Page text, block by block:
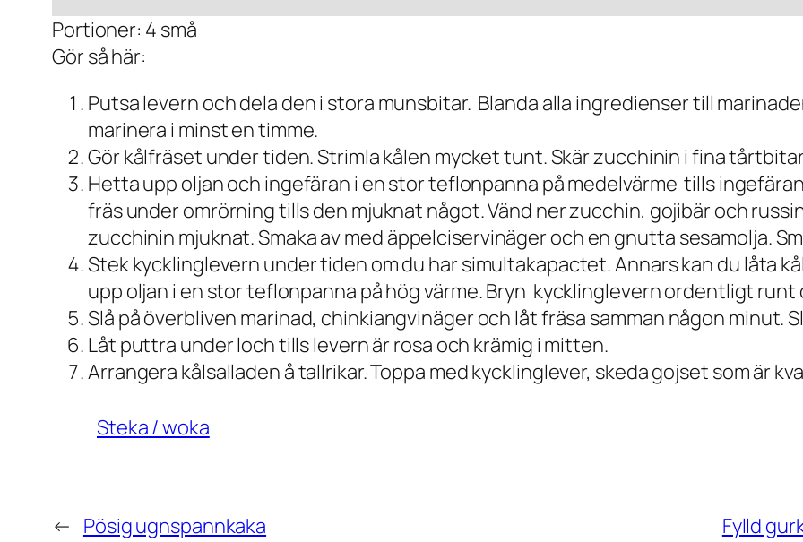
Portioner: 4 små
Gör så här:
Putsa levern och dela den i stora munsbitar. Blanda alla ingredienser till
marinera i minst en timme.
Gör kålfräset under tiden. Strimla kålen mycket tunt. Skär zucchinin i fina
Hetta upp oljan och ingefäran i en stor teflonpanna på medelvärme tills
fräs under omrörning tills den mjuknat något. Vänd ner zucchin, gojibär och
zucchinin mjuknat. Smaka av med äppelciservinäger och en gnutta sesamolja.
Stek kycklinglevern under tiden om du har simultakapactet. Annars kan du låta
upp oljan i en stor teflonpanna på hög värme. Bryn kycklinglevern ordentligt runt
Slå på överbliven marinad, chinkiangvinäger och låt fräsa samman någon minut.
Låt puttra under loch tills levern är rosa och krämig i mitten.
Arrangera kålsalladen å tallrikar. Toppa med kycklinglever, skeda gojset som är
Steka / woka
← Pösig ugnspannkaka Fylld